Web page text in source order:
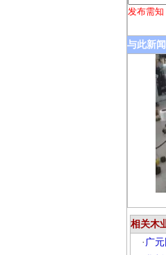
发布需知
与此新
相关木
· 广